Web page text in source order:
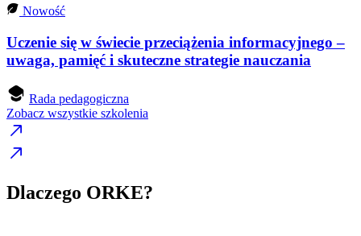
Nowość
Uczenie się w świecie przeciążenia informacyjnego –
uwaga, pamięć i skuteczne strategie nauczania
Rada pedagogiczna
Zobacz wszystkie szkolenia
Dlaczego ORKE?